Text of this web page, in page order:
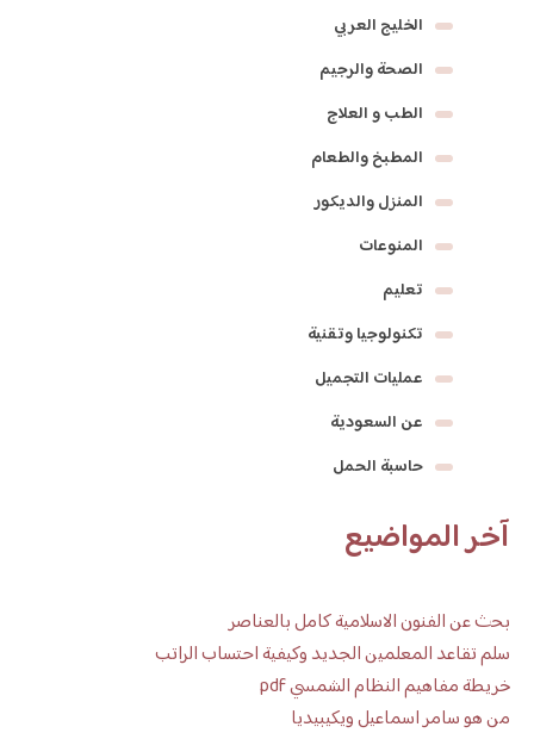
الخليج العربي
الصحة والرجيم
الطب و العلاج
المطبخ والطعام
المنزل والديكور
المنوعات
تعليم
تكنولوجيا وتقنية
عمليات التجميل
عن السعودية
حاسبة الحمل
آخر المواضيع
بحث عن الفنون الاسلامية كامل بالعناصر
سلم تقاعد المعلمين الجديد وكيفية احتساب الراتب
خريطة مفاهيم النظام الشمسي pdf
من هو سامر اسماعيل ويكيبيديا